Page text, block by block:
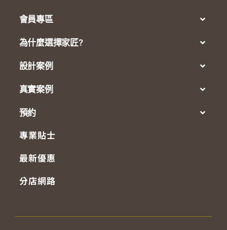
會員專區
為什麼選擇家匠?
設計案例
真實案例
預約
專業貼士
最新優惠
分店網路